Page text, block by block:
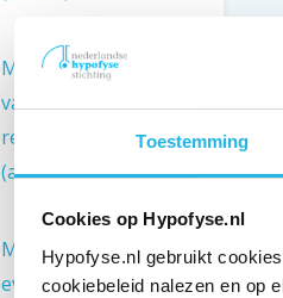
Toestemming
Cookies op Hypofyse.nl
Hypofyse.nl gebruikt
cookiebeleid nalezen en op
Medicatie op basis
van
receptorblokkering
(artikel)
Medicijnen: Kun je
even zonder? (artikel)